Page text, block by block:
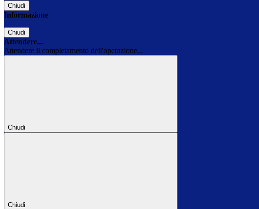
Chiudi
Informazione
Chiudi
Attendere...
Attendere il completamento dell'operazione...
Chiudi
Chiudi